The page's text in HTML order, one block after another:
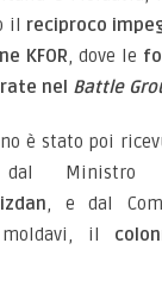
il reciproco
KFOR, dove le
nel Battle
è stato poi
dal Ministro
, e dal
moldavi, il